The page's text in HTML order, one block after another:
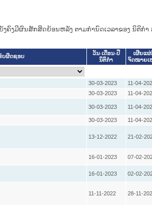
ງມີຜົນສັກສິດຍ້ອນຫລັງ ຕາມກໍານົດເວລາຂອງ ນິຕິກໍາ
ບຜິດຊອບ
ວັນ-ເດືອນ-ປີ
ນິຕິກໍາ
ເຜີຍແຜ່
ຈົດໝາຍເ
30-03-2023 11-04-
30-03-2023 11-04-
30-03-2023 11-04-
30-03-2023 11-04-
13-12-2022 21-02-
16-01-2023 07-02-
16-01-2023 02-02-
11-11-2022 28-11-